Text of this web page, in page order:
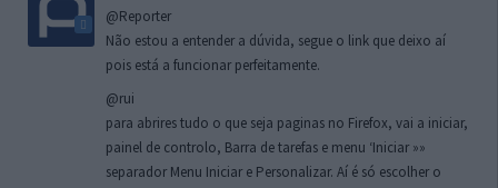
@Reporter
Não estou a entender a dúvida, segue o link que deixo aí
pois está a funcionar perfeitamente.
@rui
para abrires tudo o que seja paginas no Firefox, vai a iniciar,
painel de controlo, Barra de tarefas e menu ‘Iniciar »»
separador Menu Iniciar e Personalizar. Aí é só escolher o